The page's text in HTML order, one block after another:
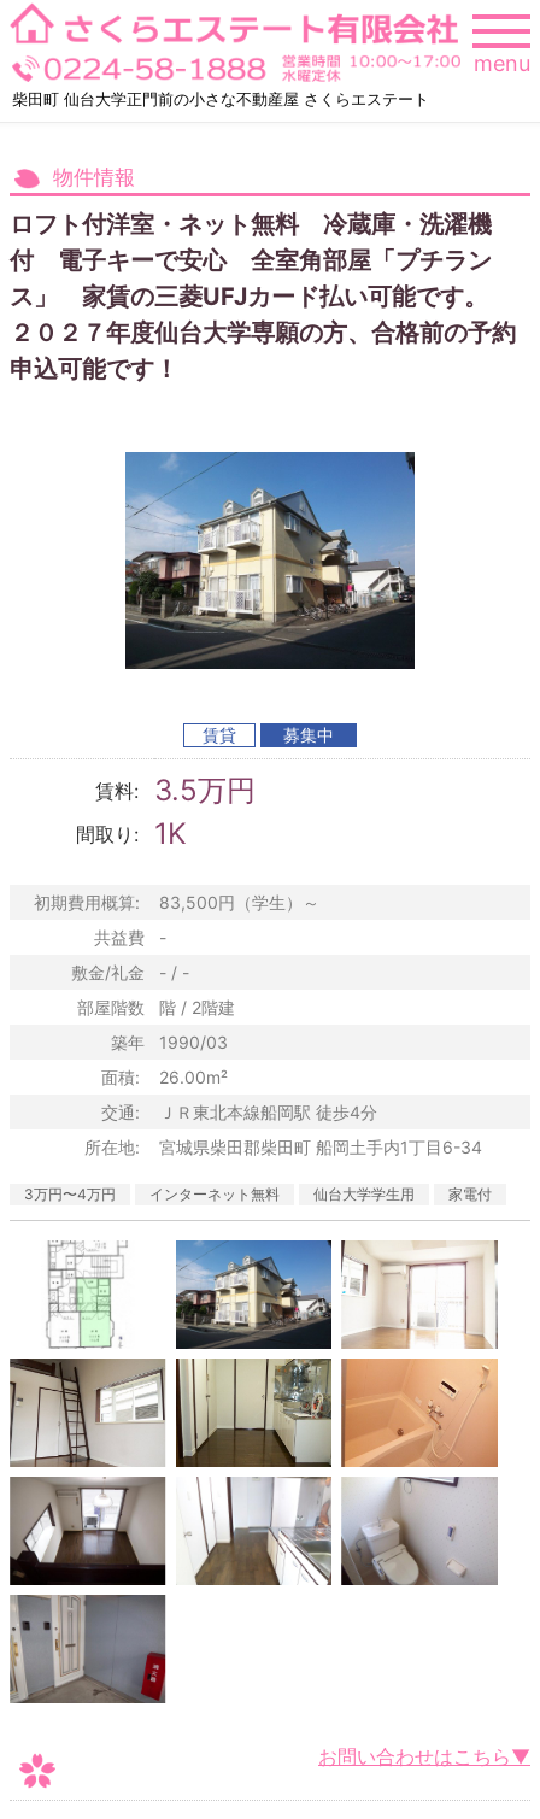
Skip
to
content
柴田町 仙台大学正門前の小さな不動産屋 さくらエステート
menu
物件情報
ロフト付洋室・ネット無料 冷蔵庫・洗濯機
付 電子キーで安心 全室角部屋「プチラン
ス」 家賃の三菱UFJカード払い可能です。
２０２７年度仙台大学専願の方、合格前の予約
申込可能です！
賃貸 募集中
賃料: 3.5万円
間取り: 1K
初期費用概算:
83,500円（学生）～
共益費
-
敷金/礼金
- / -
部屋階数
階 / 2階建
築年
1990/03
面積:
26.00m²
交通:
ＪＲ東北本線船岡駅 徒歩4分
所在地:
宮城県柴田郡柴田町 船岡土手内1丁目6-34
3万円〜4万円 インターネット無料 仙台大学学生用 家電付
お問い合わせはこちら▼